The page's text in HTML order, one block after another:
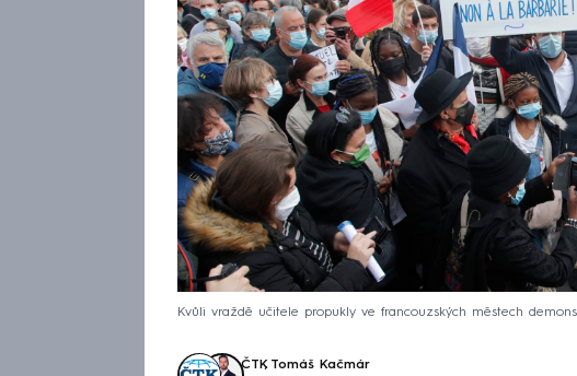
Kvůli vraždě učitele propukly ve francouzských městech
ČTK, Tomáš Kačmár